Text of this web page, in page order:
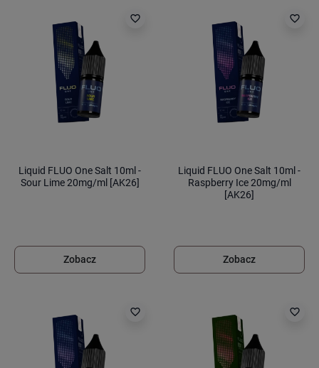
favorite_border
Liquid FLUO One Salt 10ml -
Sour Lime 20mg/ml [AK26]
Zobacz
favorite_border
Liquid FLUO One Salt 10ml -
Raspberry Ice 20mg/ml
[AK26]
Zobacz
favorite_border favorite_border